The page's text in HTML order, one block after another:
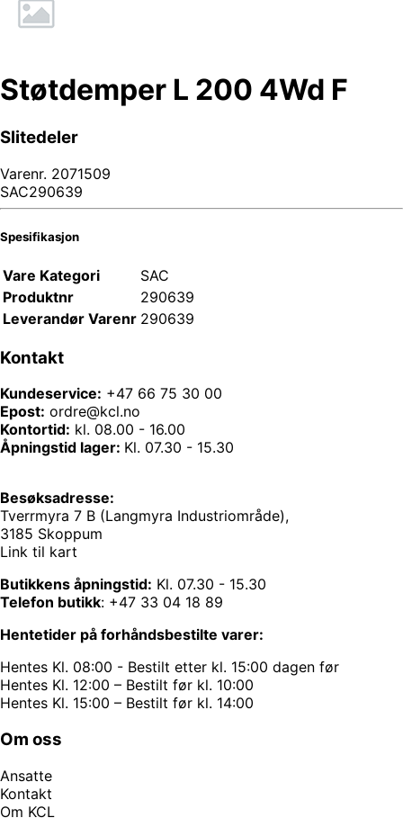
Støtdemper L 200 4Wd F
Slitedeler
Varenr. 2071509
SAC290639
Spesifikasjon
Vare Kategori
SAC
Produktnr
290639
Leverandør Varenr 290639
Kontakt
Kundeservice: +47 66 75 30 00
Epost: ordre@kcl.no
Kontortid: kl. 08.00 - 16.00
Åpningstid lager: Kl. 07.30 - 15.30
Besøksadresse:
Tverrmyra 7 B (Langmyra Industriområde),
3185 Skoppum
Link til kart
Butikkens åpningstid: Kl. 07.30 - 15.30
Telefon butikk: +47 33 04 18 89
Hentetider på forhåndsbestilte varer:
Hentes Kl. 08:00 - Bestilt etter kl. 15:00 dagen før
Hentes Kl. 12:00 – Bestilt før kl. 10:00
Hentes Kl. 15:00 – Bestilt før kl. 14:00
Om oss
Ansatte
Kontakt
Om KCL